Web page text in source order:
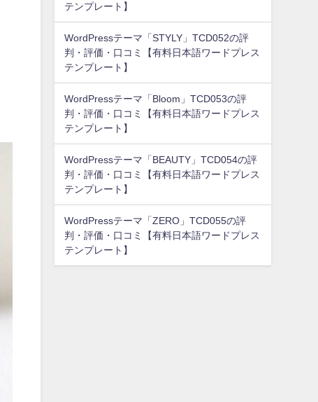
テンプレート】
WordPressテーマ「STYLY」TCD052の評
判・評価・口コミ【有料日本語ワードプレス
テンプレート】
WordPressテーマ「Bloom」TCD053の評
判・評価・口コミ【有料日本語ワードプレス
テンプレート】
WordPressテーマ「BEAUTY」TCD054の評
判・評価・口コミ【有料日本語ワードプレス
テンプレート】
WordPressテーマ「ZERO」TCD055の評
判・評価・口コミ【有料日本語ワードプレス
テンプレート】